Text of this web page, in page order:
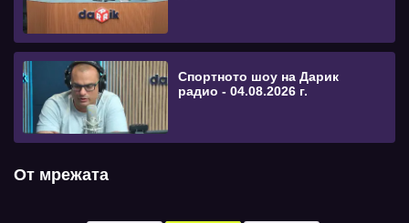
Спортното шоу на Дарик
радио - 04.08.2026 г.
От мрежата